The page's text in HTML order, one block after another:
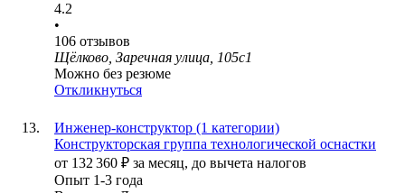
4.2
•
106 отзывов
Щёлково, Заречная улица, 105с1
Можно без резюме
Откликнуться
Инженер-конструктор (1 категории)
Конструкторская группа технологической оснастки
от 132 360 ₽ за месяц, до вычета налогов
Опыт 1-3 года